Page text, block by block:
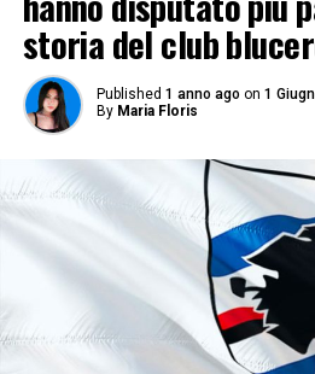
storia del club
Published 1 anno ago on 1
By Maria Floris